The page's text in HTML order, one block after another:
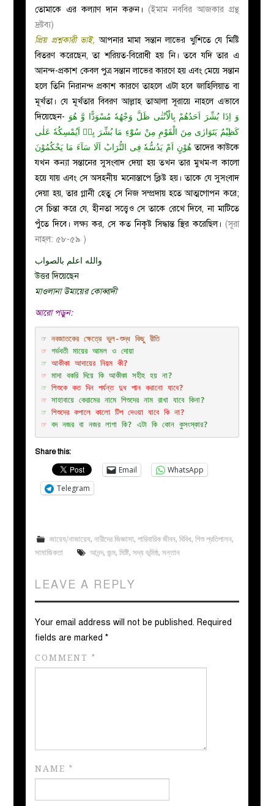
তোমাকে এর কল্যাণ দান করুন। (ইমাম নববির আজকার গ্রন্থ
দ্রষ্টব্য)
প্রিয় প্রশ্নকারী ভাই, আপনার মামা সন্তান লাভের খুশিতে যে মিষ্টি
বিতরণ করেছেন, তা শরিয়ত-বিরোধী হয় নি। তবে যদি তার এ
আনন্দ-প্রকাশ কেবল পুত্র সন্তান লাভের কারণে হয় এবং মেয়ে সন্তান
হলে তিনি নিরানন্দ প্রকাশ কারণে তাহলে এটা হবে জাহিলিয়াত বা
মূর্খতা। যে মূর্খতার বিবরণ আল্লাহ তাআলা সূরায়ে নাহলে এভাবে
দিয়েছেন- وَ اِذَا بُشِّرَ اَحَدُهُمْ بِالْاُنْثٰی ظَلَّ وَجْهُهٗ مُسْوَدًّا وَّ هُوَ
كَظِیْمٌ یَتَوَارٰی مِنَ الْقَوْمِ مِنْ سُوْٓءِ مَا بُشِّرَ بِهٖ اَیُمْسِكُهٗ عَلٰی
هُوْنٍ اَمْ یَدُسُّهٗ فِی التُّرَابؕ اَلَا سَآءَ مَا یَحْكُمُوْنَতাদের কাউকে
যখন কন্যা সন্তানের সুসংবাদ দেয়া হয় তখন তার মুখম-ল কালো
হয়ে যায় এবং সে অসহনীয় মনোস্তাপে ক্লিষ্ট হয়। তাকে যে সুসংবাদ
দেয়া হয়, তার গ্লানী হেতু সে নিজ সম্প্রদায় হতে আত্মগোপন করে;
সে চিন্তা করে যে, হীনতা সত্ত্বেও সে তাকে রেখে দিবে, না মাটিতে
পুঁতে দিবে। লক্ষ্য কর, সে কত নিকৃষ্ট সিদ্ধান্ত স্থির করেছিল। (সূরা
নাহল: ৫৮-৫৯ )
والله اعلم بالصواب
উত্তর দিয়েছেন
মাওলানা উমায়ের কোব্বাদী
আরো পড়ুন:
☞ নবজাতকের ক্ষেত্রে ভুল-শুদ্ধ কিছু রীতি
☞ গর্ভবতী মায়ের আমল ও দোয়া
☞ আকীকা আদায়ের নিয়ম কী?
☞ মাদা বকরি দিয়ে কি আকীকা সহীহ হয় না?
☞ শিশুকে কত দিন পর্যন্ত দুধ পান করানো যাবে?
☞ সাহাবায়ে কেরামের নামে শিশুদের নাম রাখা যাবে কিনা?
☞ শিশুদের কপালে কালো টিপ দেওয়া যাবে কি না?
☞ বদ নজর বা নজর লাগা কি? এটা কি কোন কুসংস্কার?
Share this:
Email
WhatsApp
Telegram
জায়েয/নাজায়েয, নারীদের জিজ্ঞাসা, পারিবারিক জীবন, বিবিধ, শিশু প্রতিপালন,
সামাজিকতা
আনন্দ, জন্ম, মিষ্টি, সদ্য ভূমিষ্ঠ, সন্তান
LEAVE A REPLY
Your email address will not be published. Required
fields are marked*
COMMENT*
NAME*